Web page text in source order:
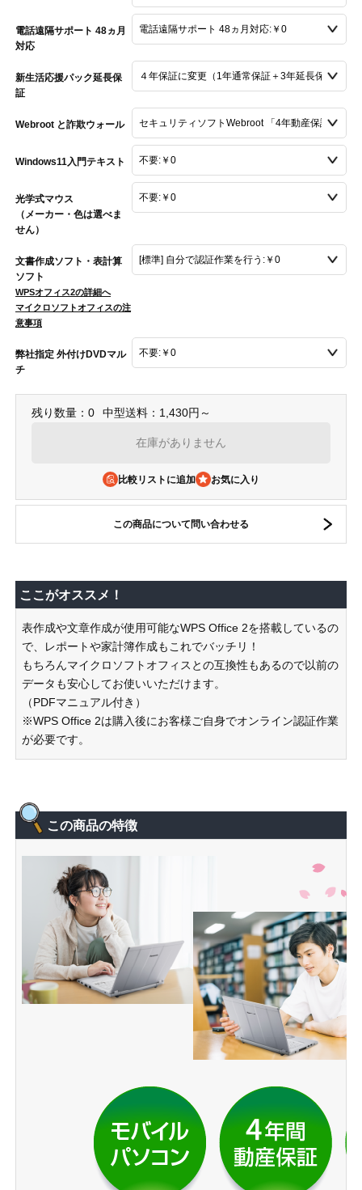
電話遠隔サポート 48ヵ月
対応
新生活応援パック延長保
証
Webroot と詐欺ウォール
Windows11入門テキスト
光学式マウス
（メーカー・色は選べま
せん）
文書作成ソフト・表計算
ソフト
WPSオフィス2の詳細へ
マイクロソフトオフィスの注
意事項
弊社指定 外付けDVDマル
チ
残り数量：0 中型送料：1,430円～
在庫がありません
比較リストに追加
この商品について問い合わせる
ここがオススメ！
表作成や文章作成が使用可能なWPS Office 2を搭載しているの
で、レポートや家計簿作成もこれでバッチリ！
もちろんマイクロソフトオフィスとの互換性もあるので以前の
データも安心してお使いいただけます。
（PDFマニュアル付き）
※WPS Office 2は購入後にお客様ご自身でオンライン認証作業
が必要です。
この商品の特徴